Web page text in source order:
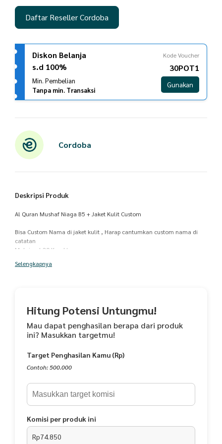
Daftar Reseller Cordoba
Diskon Belanja
s.d 100%
Min. Pembelian
Tanpa min. Transaksi
Kode Voucher
30POT1
Gunakan
Cordoba
Deskripsi Produk
Al Quran Mushaf Niaga B5 + Jaket Kulit Custom
Bisa Custom Nama di jaket kulit , Harap cantumkan custom nama di
catatan
Maksimal 20 Karakter
Jaket kulit bisa dilepas, Melindungi Al Quran dan lebih tahan lama
Panduan praktis dalam berniaga, dilengkapi terjemahan hadis-hadis
amal niaga.
Spesifikasi :
- Material Kulit : Kulit Asli (Genuine Leather)
-Mushaf standar Indonesia (MSI) dengan Rasm Usmani
-Tajwid warna standar Kemenag RI
-Hadis Niaga & Panduan Amal Niaga
-Hadis Motivasi
-Ditashih oleh LPMQ Kemenag RI
Selengkapnya
Hitung Potensi Untungmu!
Mau dapat penghasilan berapa dari produk
ini? Masukkan targetmu!
Target Penghasilan Kamu (Rp)
Contoh: 500.000
Komisi per produk ini
Rp74.850